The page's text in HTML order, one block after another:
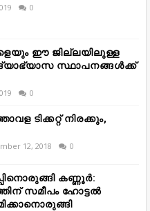
0
ഈ ജില്ലയിലുള്ള
സ്ഥാപനങ്ങൾക്ക്
0
ടിക്കറ്റ് നിരക്കും,
12, 2018 0
കണ്ണൂർ:
സമീപം ഹോട്ടൽ